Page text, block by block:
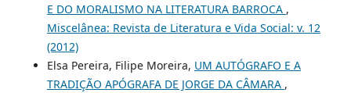
E DO MORALISMO NA LITERATURA BARROCA ,
Miscelânea: Revista de Literatura e Vida Social: v. 12
(2012)
Elsa Pereira, Filipe Moreira, UM AUTÓGRAFO E A
TRADIÇÃO APÓGRAFA DE JORGE DA CÂMARA ,